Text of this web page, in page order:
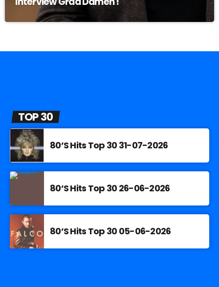
TOP 30
80’S Hits Top 30 31-07-2026
80’S Hits Top 30 26-06-2026
80’S Hits Top 30 05-06-2026